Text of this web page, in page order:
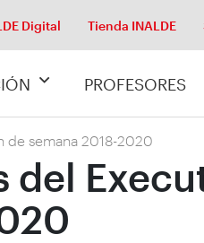
Digital Tienda INALDE
PROFESORES
de semana 2018-2020
del